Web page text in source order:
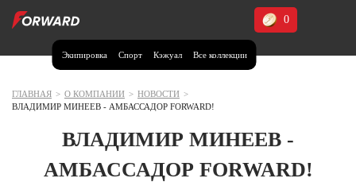
Экипировка Спорт Кэжуал Все коллекции
0
Москва и МО
Воронежская область (1)
Дагестан (2)
ГЛАВНАЯ > О КОМПАНИИ > НОВОСТИ >
ВЛАДИМИР МИНЕЕВ - АМБАССАДОР FORWARD!
ВЛАДИМИР МИНЕЕВ -
АМБАССАДОР FORWARD!